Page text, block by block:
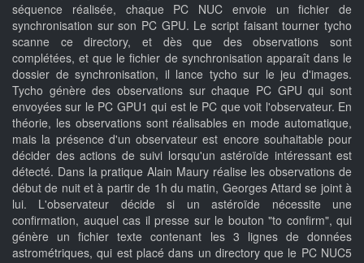
séquence réalisée, chaque PC NUC envoie un fichier de
synchronisation sur son PC GPU. Le script faisant tourner tycho
scanne ce directory, et dès que des observations sont
complétées, et que le fichier de synchronisation apparaît dans le
dossier de synchronisation, il lance tycho sur le jeu d'images.
Tycho génère des observations sur chaque PC GPU qui sont
envoyées sur le PC GPU1 qui est le PC que voit l'observateur. En
théorie, les observations sont réalisables en mode automatique,
mais la présence d'un observateur est encore souhaitable pour
décider des actions de suivi lorsqu'un astéroïde intéressant est
détecté. Dans la pratique Alain Maury réalise les observations de
début de nuit et à partir de 1h du matin, Georges Attard se joint à
lui. L'observateur décide si un astéroïde nécessite une
confirmation, auquel cas il presse sur le bouton "to confirm", qui
génère un fichier texte contenant les 3 lignes de données
astrométriques, qui est placé dans un directory que le PC NUC5